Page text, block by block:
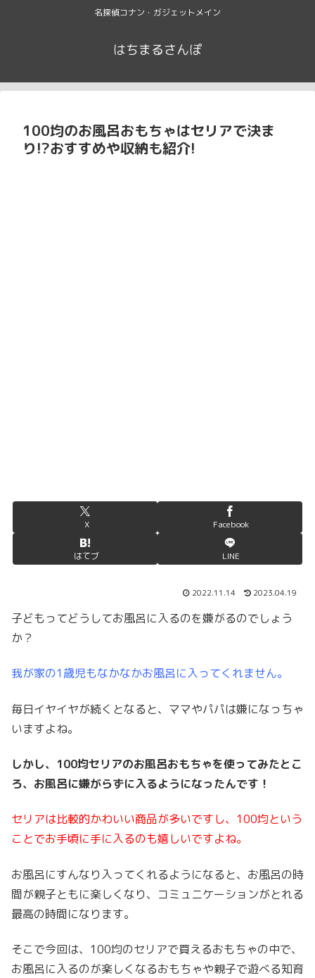
名探偵コナン・ガジェットメイン
はちまるさんぽ
100均のお風呂おもちゃはセリアで決ま
り!?おすすめや収納も紹介!
X Facebook
はてブ LINE
2022.11.14 2023.04.19
子どもってどうしてお風呂に入るのを嫌がるのでしょう
か？
我が家の1歳児もなかなかお風呂に入ってくれません。
毎日イヤイヤが続くとなると、ママやパパは嫌になっちゃ
いますよね。
しかし、100均セリアのお風呂おもちゃを使ってみたとこ
ろ、お風呂に嫌がらずに入るようになったんです！
セリアは比較的かわいい商品が多いですし、100均という
ことでお手頃に手に入るのも嬉しいですよね。
お風呂にすんなり入ってくれるようになると、お風呂の時
間が親子ともに楽しくなり、コミュニケーションがとれる
最高の時間になります。
そこで今回は、100均のセリアで買えるおもちゃの中で、
お風呂に入るのが楽しくなるおもちゃや親子で遊べる知育